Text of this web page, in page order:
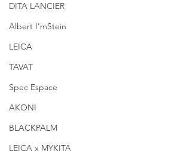
DITA LANCIER
Albert I'mStein
LEICA
TAVAT
Spec Espace
AKONI
BLACKPALM
LEICA x MYKITA